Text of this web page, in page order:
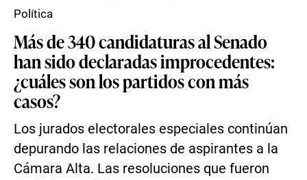
Más de 340 candidaturas al Senado
han sido declaradas improcedentes:
¿cuáles son los partidos con más
casos?
Los jurados electorales especiales continúan
depurando las relaciones de aspirantes a la
Cámara Alta. Las resoluciones que fueron
Política